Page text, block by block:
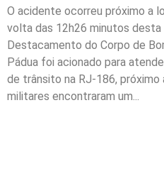
O acidente ocorreu próximo a
volta das 12h26 minutos
Destacamento do Corpo de
Pádua foi acionado para
de trânsito na RJ-186, próximo
militares encontraram um...